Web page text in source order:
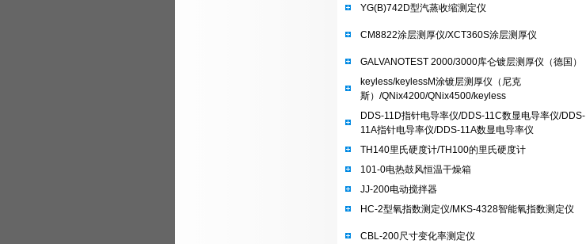
YG(B)742D型汽蒸收缩测定仪
CM8822涂层测厚仪/XCT360S涂层测厚仪
GALVANOTEST 2000/3000库仑镀层测厚仪（德国）
keyless/keylessM涂镀层测厚仪（尼克
斯）/QNix4200/QNix4500/keyless
DDS-11D指针电导率仪/DDS-11C数显电导率仪/DDS-
11A指针电导率仪/DDS-11A数显电导率仪
TH140里氏硬度计/TH100的里氏硬度计
101-0电热鼓风恒温干燥箱
JJ-200电动搅拌器
HC-2型氧指数测定仪/MKS-4328智能氧指数测定仪
CBL-200尺寸变化率测定仪